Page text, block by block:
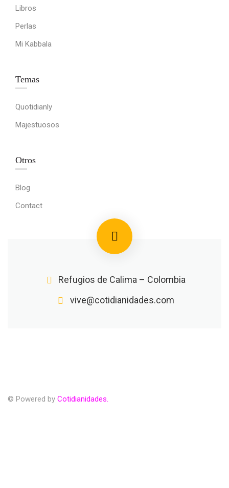
Libros
Perlas
Mi Kabbala
Temas
Quotidianly
Majestuosos
Otros
Blog
Contact
Refugios de Calima – Colombia
vive@cotidianidades.com
© Powered by Cotidianidades.